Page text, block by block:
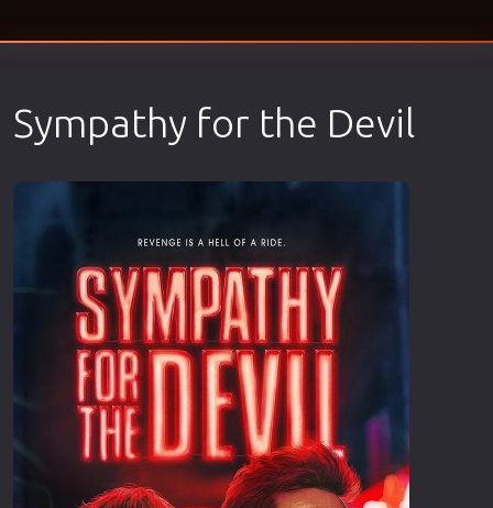
Δραματικές
Ελληνικός Κινηματογράφος
Ερωτικές
Ευρωπαικός Κινηματογράφος
Θρησκευτικές
Θρίλερ
Ιστορικές
Καταστροφής
Κλασσικές
Sympathy for the Devil